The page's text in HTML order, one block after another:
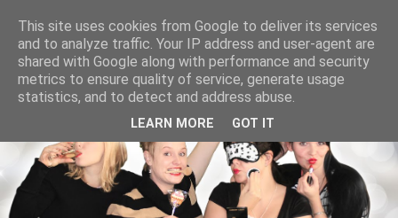
This site uses cookies from Google to deliver its services
and to analyze traffic. Your IP address and user-agent are
shared with Google along with performance and security
metrics to ensure quality of service, generate usage
statistics, and to detect and address abuse.
LEARN MORE GOT IT